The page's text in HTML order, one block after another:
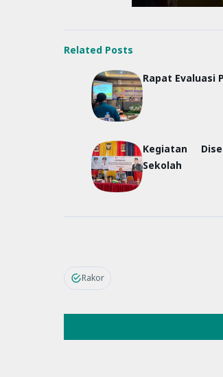
Related Posts
Rapat Evaluasi
Kegiatan
Sekolah
Rakor